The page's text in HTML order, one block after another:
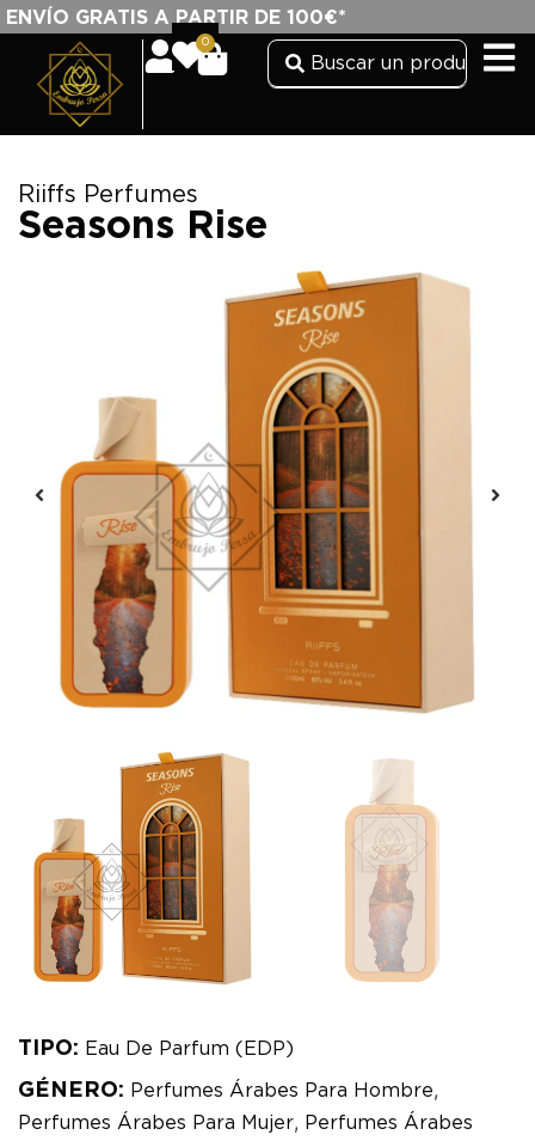
ENVÍO GRATIS A PARTIR DE 100€*
0
Riiffs Perfumes
Seasons Rise
TIPO: Eau De Parfum (EDP)
GÉNERO: Perfumes Árabes Para Hombre,
Perfumes Árabes Para Mujer, Perfumes Árabes